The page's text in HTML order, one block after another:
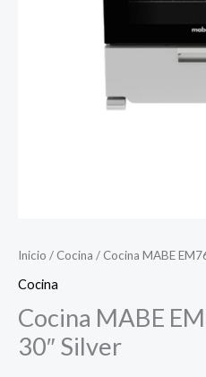
Inicio / Cocina / Cocina MABE
Cocina
Cocina MABE
30″ Silver